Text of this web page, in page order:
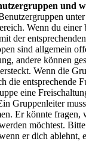
und
Wenn du einer
der
sind allgemein
andere können
Wenn die
die entsprechende
eine
Gruppenleiter
Er könnte fragen,
möchtest.
er dich ablehnt,